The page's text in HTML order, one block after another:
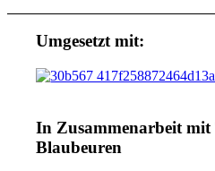
Umgesetzt mit:
In Zusammenarbeit mit
Blaubeuren